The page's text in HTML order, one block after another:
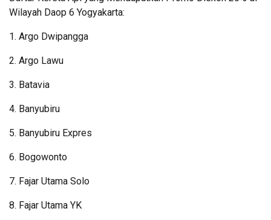
Wilayah Daop 6 Yogyakarta:
1. Argo Dwipangga
2. Argo Lawu
3. Batavia
4. Banyubiru
5. Banyubiru Expres
6. Bogowonto
7. Fajar Utama Solo
8. Fajar Utama YK